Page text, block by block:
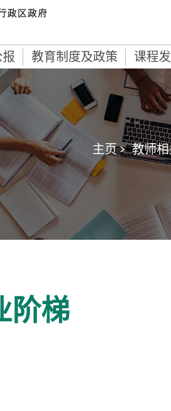
教育制度及政策 课程
主页 > 教师相
阶梯